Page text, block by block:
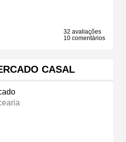
32 avaliações
10 comentários
CASAL